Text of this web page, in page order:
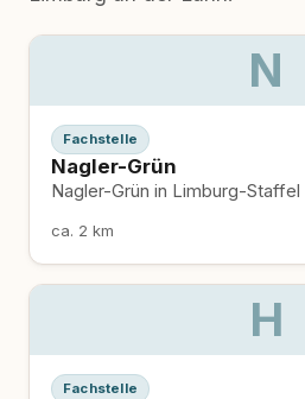
N
Fachstelle
Nagler-Grün
Nagler-Grün in Limburg-Staffel
ca. 2 km
H
Fachstelle